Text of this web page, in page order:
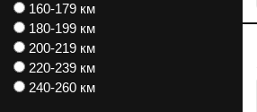
160-179 км
180-199 км
200-219 км
220-239 км
240-260 км